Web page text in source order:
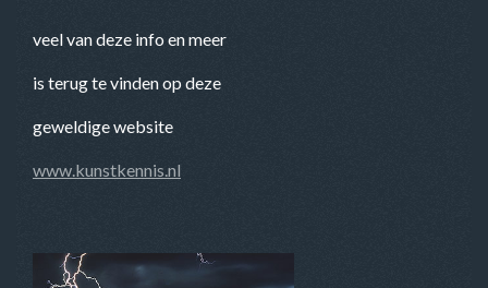
veel van deze info en meer
is terug te vinden op deze
geweldige website
www.kunstkennis.nl